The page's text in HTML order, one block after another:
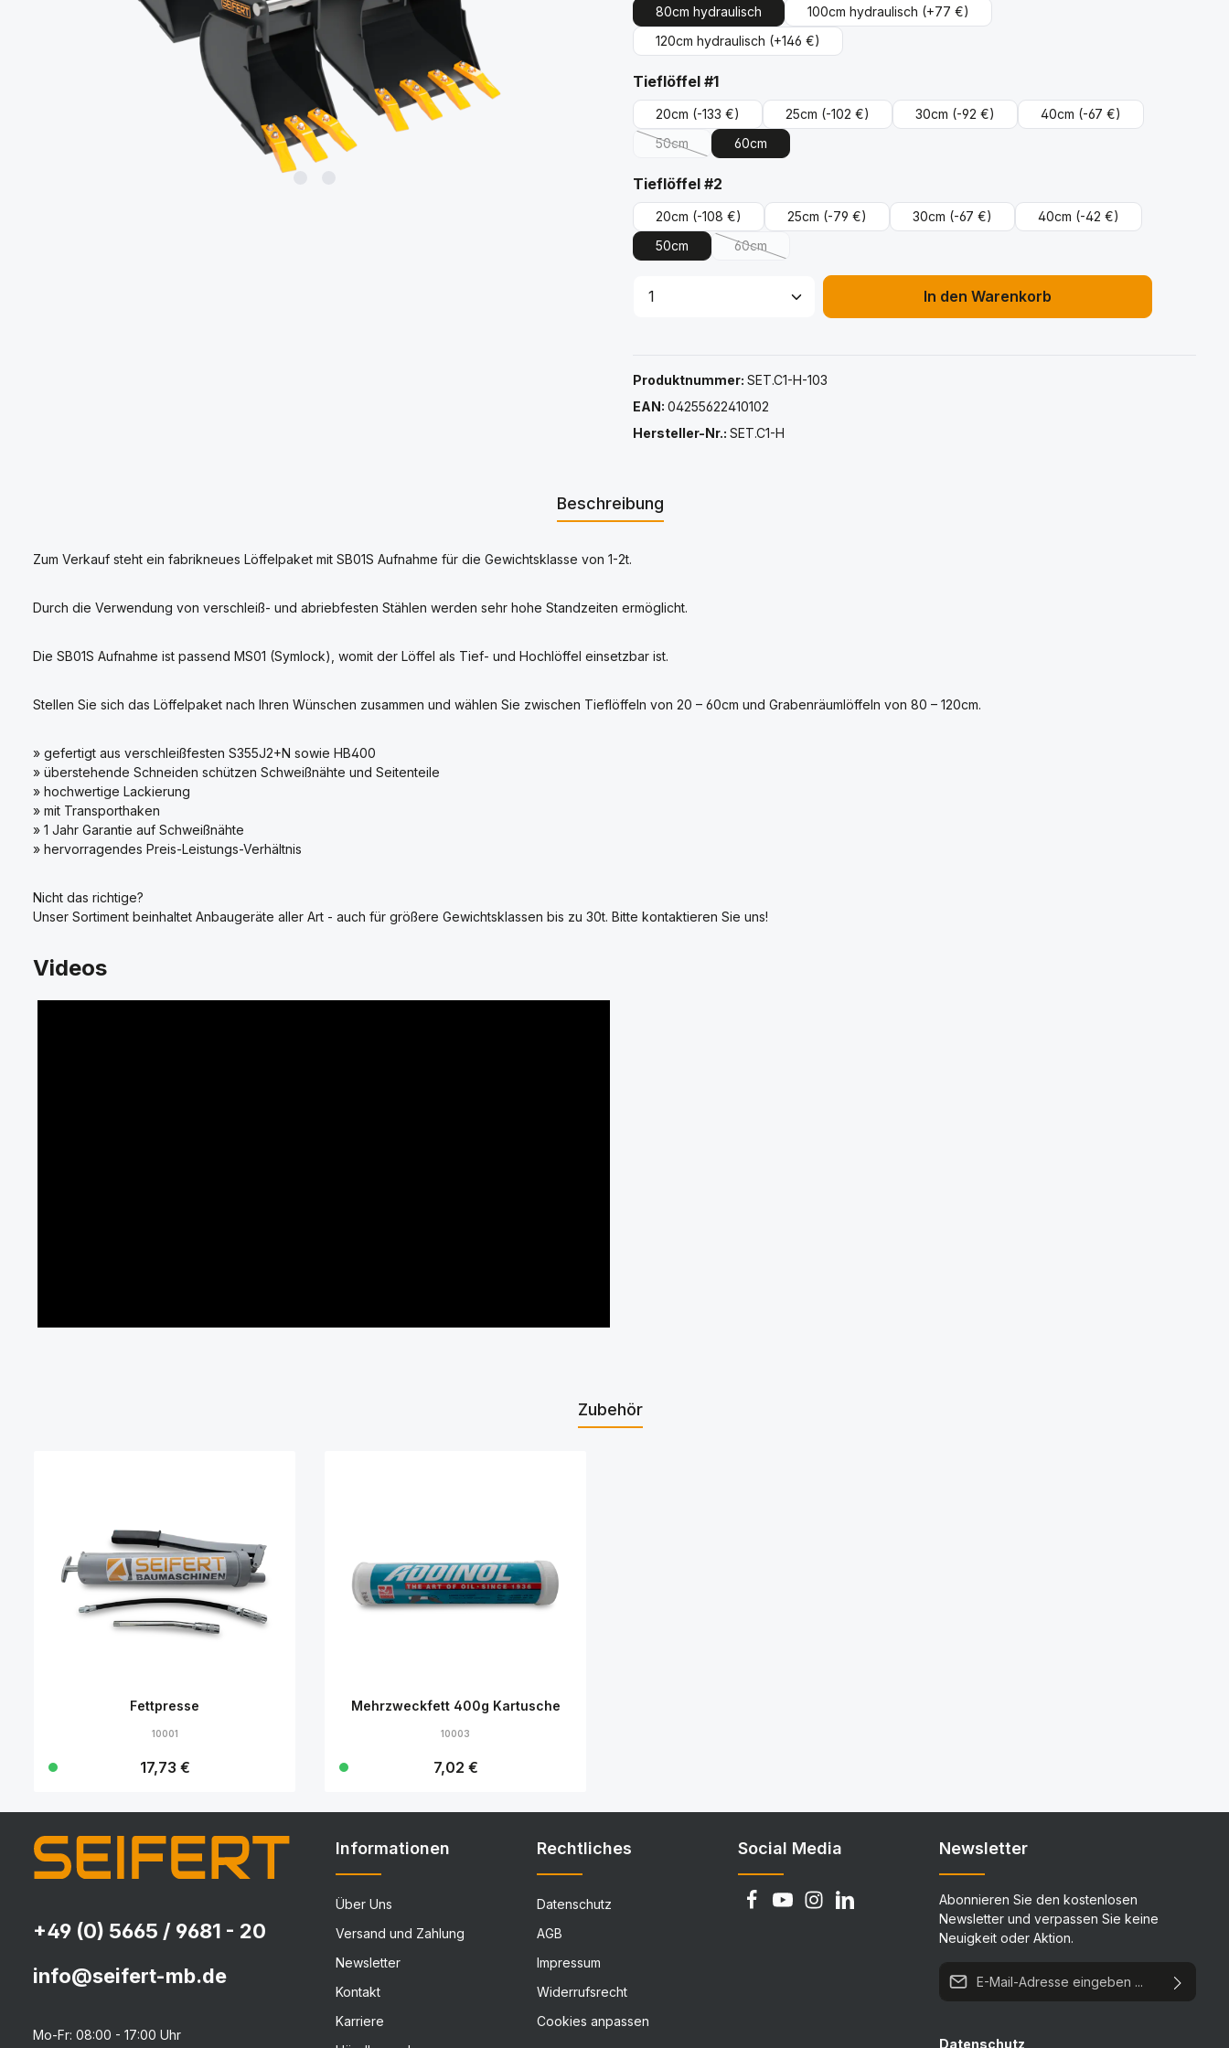
80cm hydraulisch 100cm hydraulisch (+77 €)
120cm hydraulisch (+146 €)
Tieflöffel #1auswählen
20cm (-133 €) 25cm (-102 €) 30cm (-92 €) 40cm (-67 €)
50cm
(Diese Option ist zurzeit nicht verfügbar.)
60cm
Tieflöffel #2
20cm (-108 €) 25cm (-79 €) 30cm (-67 €) 40cm (-42 €)
50cm
60cm
(Diese Option ist zurzeit nicht verfügbar.)
Produkt Anzahl: Gib den gewünschten Wert ein oder
In den Warenkorb
Produktnummer: SET.C1-H-103
EAN: 04255622410102
Hersteller-Nr.: SET.C1-H
Beschreibung
Zum Verkauf steht ein fabrikneues Löffelpaket mit SB01S Aufnahme für die Gewichtsklasse von 1-2t.
Durch die Verwendung von verschleiß- und abriebfesten Stählen werden sehr hohe Standzeiten ermöglicht.
Die SB01S Aufnahme ist passend MS01 (Symlock), womit der Löffel als Tief- und Hochlöffel einsetzbar ist.
Stellen Sie sich das Löffelpaket nach Ihren Wünschen zusammen und wählen Sie zwischen Tieflöffeln von 20 – 60cm und Grabenräumlöffeln von 80 – 120cm.
» gefertigt aus verschleißfesten S355J2+N sowie HB400
» überstehende Schneiden schützen Schweißnähte und Seitenteile
» hochwertige Lackierung
» mit Transporthaken
» 1 Jahr Garantie auf Schweißnähte
» hervorragendes Preis-Leistungs-Verhältnis
Nicht das richtige?
Unser Sortiment beinhaltet Anbaugeräte aller Art - auch für größere Gewichtsklassen bis zu 30t. Bitte kontaktieren Sie uns!
Videos
Zubehör
Fettpresse
10001
Regulärer Preis:
17,73 €
Mehrzweckfett 400g Kartusche
10003
Regulärer Preis:
7,02 €
+49 (0) 5665 / 9681 - 20
info@seifert-mb.de
Mo-Fr: 08:00 - 17:00 Uhr
Informationen
Über Uns
Versand und Zahlung
Newsletter
Kontakt
Karriere
Rechtliches
Datenschutz
AGB
Impressum
Widerrufsrecht
Cookies anpassen
Social Media Newsletter
Abonnieren Sie den kostenlosen
Newsletter und verpassen Sie keine
Neuigkeit oder Aktion.
E-Mail-Adresse*
Datenschutz